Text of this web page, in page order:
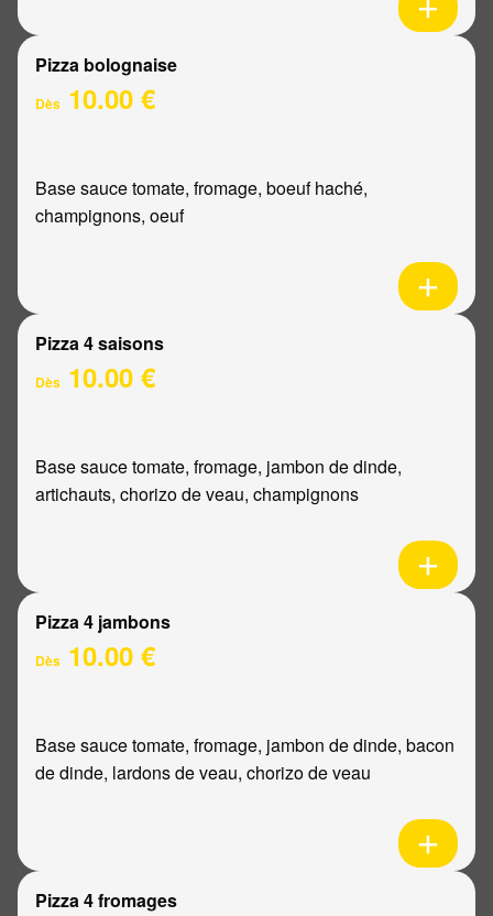
Pizza bolognaise
Dès 10.00 €
Base sauce tomate, fromage, boeuf haché,
champignons, oeuf
Pizza 4 saisons
Dès 10.00 €
Base sauce tomate, fromage, jambon de dinde,
artichauts, chorizo de veau, champignons
Pizza 4 jambons
Dès 10.00 €
Base sauce tomate, fromage, jambon de dinde, bacon
de dinde, lardons de veau, chorizo de veau
Pizza 4 fromages